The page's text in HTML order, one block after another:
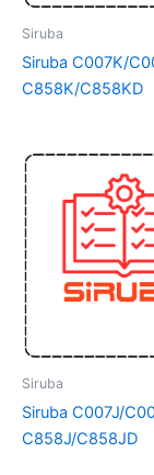
Siruba
Siruba C007K/
C858K/C858KD
Siruba
Siruba C007J/
C858J/C858JD